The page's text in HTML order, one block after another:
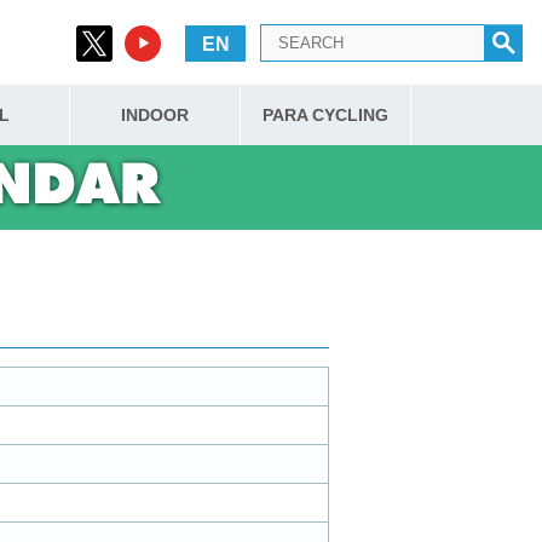
EN
INDOOR PARA CYCLING